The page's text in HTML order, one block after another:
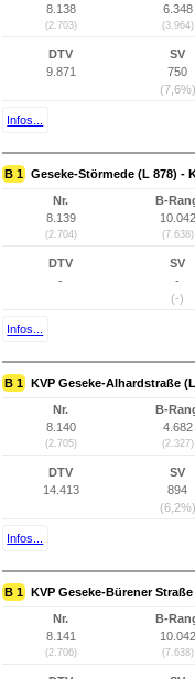
8.138
(2.703)
6.348
(3.964)
DTV
9.871
SV
750
(7,6%)
Infos...
B 1 Geseke-Störmede (L 878) -
Nr.
8.139
(2.704)
B-
10.042
(7.638)
DTV
-
SV
-
(-)
Infos...
B 1 KVP Geseke-Alhardstraße
Nr.
8.140
(2.705)
B-
4.682
(2.327)
DTV
14.413
SV
894
(6,2%)
Infos...
B 1 KVP Geseke-Bürener
Nr.
8.141
(2.706)
B-
10.042
(7.638)